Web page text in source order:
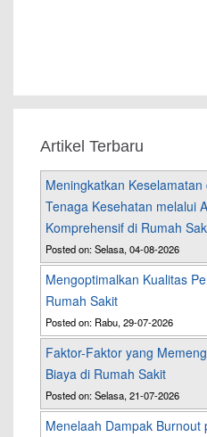
Artikel Terbaru
Meningkatkan
Tenaga Kesehatan melalui
Komprehensif di Rumah
Posted on: Selasa, 04-08-2026
Mengoptimalkan Kualitas
Rumah Sakit
Posted on: Rabu, 29-07-2026
Faktor-Faktor yang
Biaya di Rumah Sakit
Posted on: Selasa, 21-07-2026
Menelaah Dampak Burnout